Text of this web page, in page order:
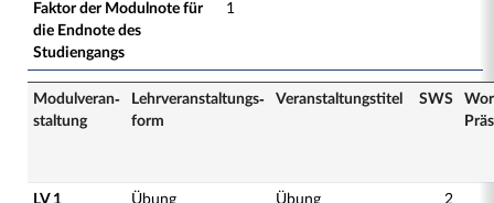
Faktor der Modulnote für
die Endnote des
Studiengangs
1
Modulveran­
staltung
Lehrveranstaltungs­
form
Veranstaltungs­titel SWS
LV 1 Übung
Übung
2